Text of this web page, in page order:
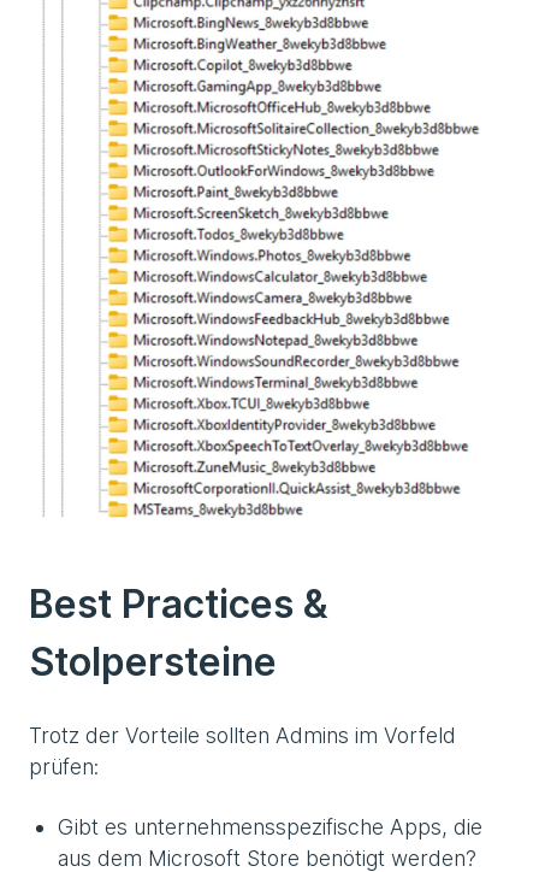
Best Practices &
Stolpersteine
Trotz der Vorteile sollten Admins im Vorfeld
prüfen:
Gibt es unternehmensspezifische Apps, die
aus dem Microsoft Store benötigt werden?